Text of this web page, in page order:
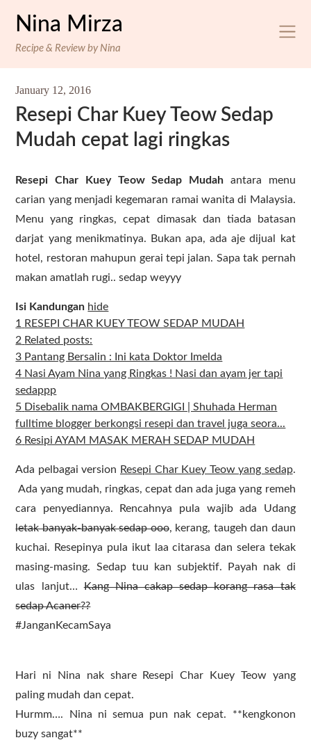
Nina Mirza
Recipe & Review by Nina
January 12, 2016
Resepi Char Kuey Teow Sedap
Mudah cepat lagi ringkas
Resepi Char Kuey Teow Sedap Mudah antara menu
carian yang menjadi kegemaran ramai wanita di Malaysia.
Menu yang ringkas, cepat dimasak dan tiada batasan
darjat yang menikmatinya. Bukan apa, ada aje dijual kat
hotel, restoran mahupun gerai tepi jalan. Sapa tak pernah
makan amatlah rugi.. sedap weyyy
Isi Kandungan hide
1
RESEPI CHAR KUEY TEOW SEDAP MUDAH
2 Related posts:
3 Pantang Bersalin : Ini kata Doktor Imelda
4 Nasi Ayam Nina yang Ringkas ! Nasi dan ayam jer tapi
sedappp
5 Disebalik nama OMBAKBERGIGI | Shuhada Herman
fulltime blogger berkongsi resepi dan travel juga seora...
6 Resipi AYAM MASAK MERAH SEDAP MUDAH
Ada pelbagai version Resepi Char Kuey Teow yang sedap.
Ada yang mudah, ringkas, cepat dan ada juga yang remeh
cara penyediannya. Rencahnya pula wajib ada Udang
letak banyak-banyak sedap ooo, kerang, taugeh dan daun
kuchai. Resepinya pula ikut laa citarasa dan selera tekak
masing-masing. Sedap tuu kan subjektif. Payah nak di
ulas lanjut…Kang Nina cakap sedap korang rasa tak
sedap Acaner??
#JanganKecamSaya
Hari ni Nina nak share Resepi Char Kuey Teow yang
paling mudah dan cepat.
Hurmm…. Nina ni semua pun nak cepat. **kengkonon
buzy sangat**